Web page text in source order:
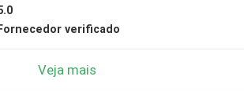
Fornecedor verificado
Veja mais